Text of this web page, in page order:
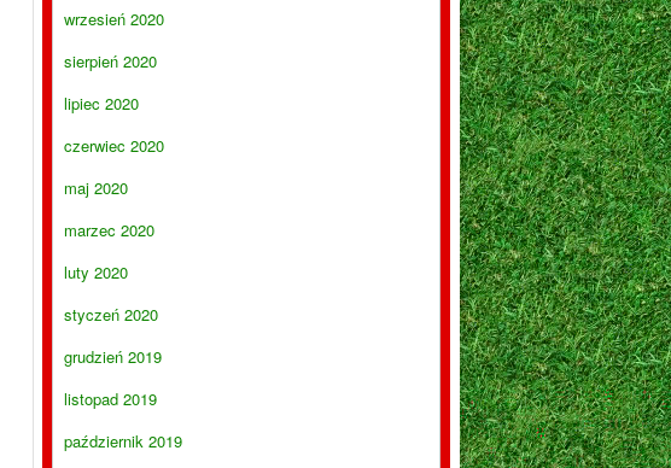
wrzesień 2020
sierpień 2020
lipiec 2020
czerwiec 2020
maj 2020
marzec 2020
luty 2020
styczeń 2020
grudzień 2019
listopad 2019
październik 2019